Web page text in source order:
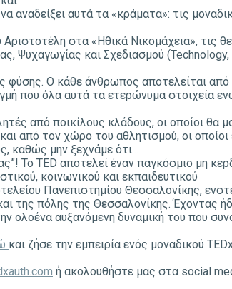
αναδείξει αυτά τα «κράματα»: τις
στα «Ηθικά Νικομάχεια», τις
Ψυχαγωγίας και Σχεδιασμού
Ο κάθε άνθρωπος αποτελείται
που όλα αυτά τα ετερώνυμα στοιχεία
από ποικίλους κλάδους, οι οποίοι θα
από τον χώρο του αθλητισμού, οι
καθώς μην ξεχνάμε ότι…
Το TED αποτελεί έναν παγκόσμιο μη
κοινωνικού και εκπαιδευτικού
Πανεπιστημίου Θεσσαλονίκης,
της πόλης της Θεσσαλονίκης. Έχοντας
ολοένα αυξανόμενη δυναμική του που
και ζήσε την εμπειρία ενός μοναδικού
ή ακολουθήστε μας στα social